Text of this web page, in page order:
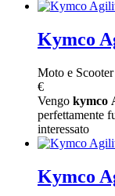
Kymco
Moto e Scooter
€
Vengo kymco
perfettamente
interessato
Kymco